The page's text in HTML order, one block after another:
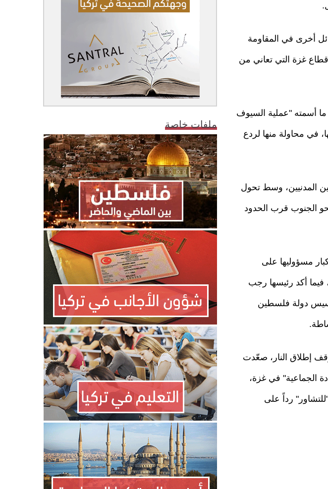
وفصائل أخرى في المقاومة
غزة التي تعاني من
ما أسمته "عملية السيوف
في محاولة منها لردع
المدنيين، وسط تحول
الجنوب قرب الحدود
مسؤوليها على
فيما أكد رئيسها رجب
دولة فلسطين
إطلاق النار، صعّدت
الجماعية" في غزة،
"للتشاور" رداً على
ملفات خاصة